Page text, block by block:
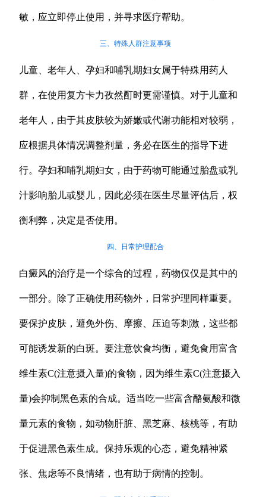
敏，应立即停止使用，并寻求医疗帮助。
三、特殊人群注意事项
儿童、老年人、孕妇和哺乳期妇女属于特殊用药人
群，在使用复方卡力孜然酊时更需谨慎。对于儿童和
老年人，由于其皮肤较为娇嫩或代谢功能相对较弱，
应根据具体情况调整剂量，务必在医生的指导下进
行。孕妇和哺乳期妇女，由于药物可能通过胎盘或乳
汁影响胎儿或婴儿，因此必须在医生尽量评估后，权
衡利弊，决定是否使用。
四、日常护理配合
白癜风的治疗是一个综合的过程，药物仅仅是其中的
一部分。除了正确使用药物外，日常护理同样重要。
要保护皮肤，避免外伤、摩擦、压迫等刺激，这些都
可能诱发新的白斑。要注意饮食均衡，避免食用富含
维生素C(注意摄入量)的食物，因为维生素C(注意摄入
量)会抑制黑色素的合成。适当吃一些富含酪氨酸和微
量元素的食物，如动物肝脏、黑芝麻、核桃等，有助
于促进黑色素生成。保持乐观的心态，避免精神紧
张、焦虑等不良情绪，也有助于病情的控制。